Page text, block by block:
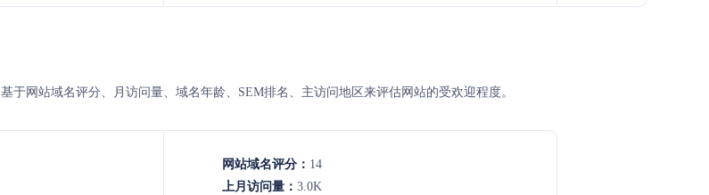
于网站域名评分、月访问量、域名年龄、SEM排名、主访问地区来评估网站的受欢迎程度。
网站域名评分： 14
上月访问量： 3.0K